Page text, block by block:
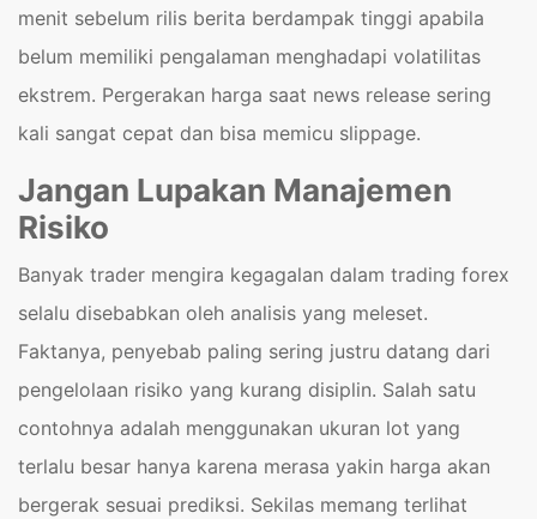
menit sebelum rilis berita berdampak tinggi apabila
belum memiliki pengalaman menghadapi volatilitas
ekstrem. Pergerakan harga saat news release sering
kali sangat cepat dan bisa memicu slippage.
Jangan Lupakan Manajemen
Risiko
Banyak trader mengira kegagalan dalam trading forex
selalu disebabkan oleh analisis yang meleset.
Faktanya, penyebab paling sering justru datang dari
pengelolaan risiko yang kurang disiplin. Salah satu
contohnya adalah menggunakan ukuran lot yang
terlalu besar hanya karena merasa yakin harga akan
bergerak sesuai prediksi. Sekilas memang terlihat